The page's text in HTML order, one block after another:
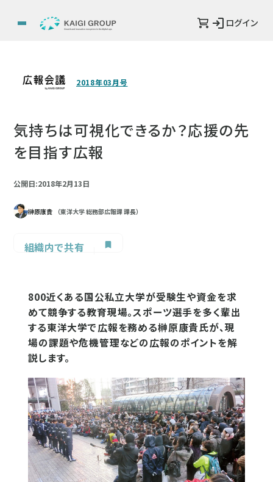
ログイン
2018年03月号
気持ちは可視化できるか？応援の先
を目指す広報
公開日:2018年2月13日
榊原康貴 （東洋大学 総務部広報課 課長）
組織内で共有
800近くある国公私立大学が受験生や資金を求
めて競争する教育現場。スポーツ選手を多く輩出
する東洋大学で広報を務める榊原康貴氏が、現
場の課題や危機管理などの広報のポイントを解
説します。